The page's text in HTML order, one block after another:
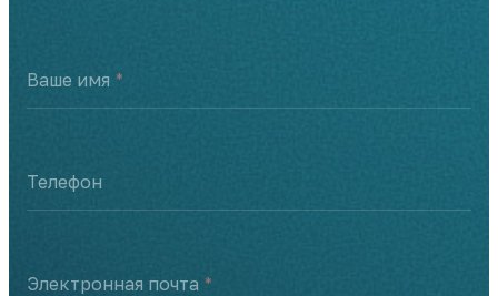
Ваше имя
Телефон
Электронная почта